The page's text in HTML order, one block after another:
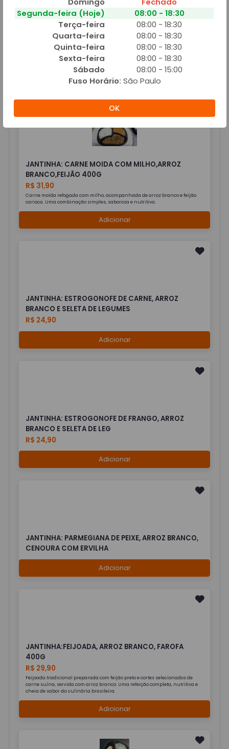
JANTINHA: CARNE DE PANELA COM MANDIOCA,
ARROZ BRANCO E CREME
Adicionar
JANTINHA: CARNE MOIDA COM MILHO,ARROZ
BRANCO,FEIJÃO 400G
R$ 31,90
Carne moída refogada com milho, acompanhada de arroz branco e feijão
carioca. Uma combinação simples, saborosa e nutritiva.
Adicionar
JANTINHA: ESTROGONOFE DE CARNE, ARROZ
BRANCO E SELETA DE LEGUMES
R$ 24,90
Adicionar
JANTINHA: ESTROGONOFE DE FRANGO, ARROZ
BRANCO E SELETA DE LEG
R$ 24,90
Adicionar
JANTINHA: PARMEGIANA DE PEIXE, ARROZ BRANCO,
CENOURA COM ERVILHA
Adicionar
JANTINHA:FEIJOADA, ARROZ BRANCO, FAROFA
400G
R$ 29,90
Feijoada tradicional preparada com feijão preto e cortes selecionados de
carne suína, servida com arroz branco. Uma refeição completa, nutritiva e
cheia de sabor da culinária brasileira.
Adicionar
Segunda-feira (Hoje)
08:00 - 18:30
Terça-feira
08:00 - 18:30
Quarta-feira
08:00 - 18:30
Quinta-feira
08:00 - 18:30
Sexta-feira
08:00 - 18:30
Sábado
08:00 - 15:00
Fuso Horário: São Paulo
OK